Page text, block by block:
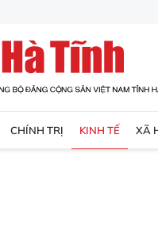
CHÍNH TRỊ KINH TẾ XÃ